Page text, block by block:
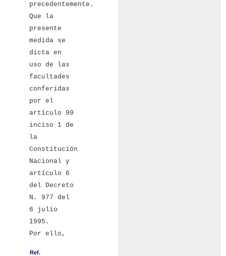
precedentemente.
Que la
presente
medida se
dicta en
uso de las
facultades
conferidas
por el
artículo 99
inciso 1 de
la
Constitución
Nacional y
artículo 6
del Decreto
N. 977 del
6 julio
1995.
Por ello,
Ref.